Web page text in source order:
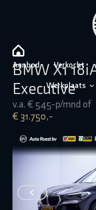
Aanbod Verkocht
Werkplaats
BMW X1
Executive
v.a. € 545-p/mnd of
€ 31.750,-